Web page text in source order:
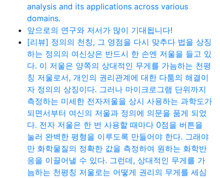
analysis and its applications across various
domains.
앞으로의 연구와 저서가 많이 기대됩니다!
[리뷰] 정의의 천칭, 그 영점을 다시 맞추다 법을 상징
하는 정의의 여신상은 반드시 한 손엔 저울을 들고 있
다. 이 저울은 양쪽의 상대적인 무게를 가늠하는 천평
칭 저울로서, 개인의 권리관계에 대한 다툼의 해결이
자 정의의 상징이다. 그러나 마이크로그램 단위까지
측정하는 미세한 전자저울을 상시 사용하는 과학도가
되면서부터 여신의 저울과 정의에 의문을 품게 되었
다. 전자 저울은 한 번 사용할 때마다 0점을 버튼을
눌러 완벽한 평형을 이루도록 만들어야 한다. 그래야
만 화학물질의 정확한 값을 측정하여 원하는 화학반
응을 이끌어낼 수 있다. 그런데, 상대적인 무게를 가
늠하는 천평칭 저울로는 어떻게 권리의 무게를 세심